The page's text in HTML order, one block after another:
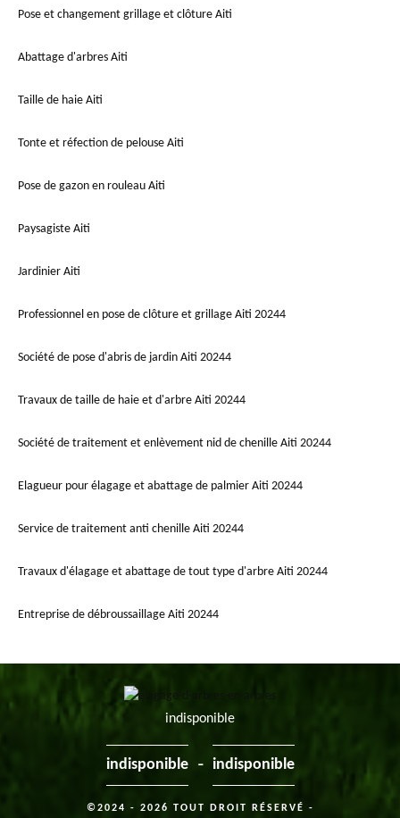
Pose et changement grillage et clôture Aiti
Abattage d'arbres Aiti
Taille de haie Aiti
Tonte et réfection de pelouse Aiti
Pose de gazon en rouleau Aiti
Paysagiste Aiti
Jardinier Aiti
Professionnel en pose de clôture et grillage Aiti 20244
Société de pose d'abris de jardin Aiti 20244
Travaux de taille de haie et d'arbre Aiti 20244
Société de traitement et enlèvement nid de chenille Aiti 20244
Elagueur pour élagage et abattage de palmier Aiti 20244
Service de traitement anti chenille Aiti 20244
Travaux d'élagage et abattage de tout type d'arbre Aiti 20244
Entreprise de débroussaillage Aiti 20244
indisponible
indisponible - indisponible
©2024 - 2026 TOUT DROIT RÉSERVÉ -